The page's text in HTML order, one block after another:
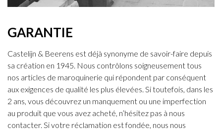
GARANTIE
Castelijn & Beerens est déjà synonyme de savoir-faire depuis
sa création en 1945. Nous contrôlons soigneusement tous
nos articles de maroquinerie qui répondent par conséquent
aux exigences de qualité les plus élevées. Si toutefois, dans les
2 ans, vous découvrez un manquement ou une imperfection
au produit que vous avez acheté, n’hésitez pas à nous
contacter. Si votre réclamation est fondée, nous nous